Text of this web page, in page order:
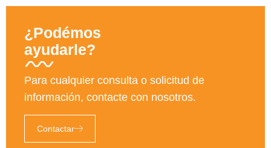
¿Podémos
ayudarle?
Para cualquier consulta o solicitud de
información, contacte con nosotros.
Contactar